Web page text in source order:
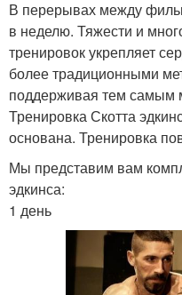
В перерывах между
в неделю. Тяжести и
тренировок укрепляет
более традиционными
поддерживая тем самым
Тренировка Скотта
основана. Тренировка
Мы представим вам
эдкинса:
1 день